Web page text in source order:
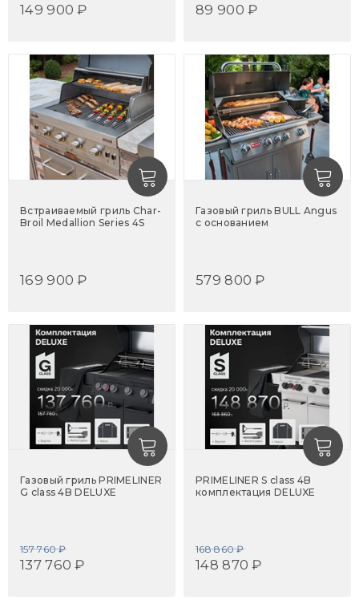
149 900 ₽ 89 900 ₽
Встраиваемый гриль Char-
Broil Medallion Series 4S
169 900 ₽
Газовый гриль BULL Angus
с основанием
579 800 ₽
Газовый гриль PRIMELINER
G class 4B DELUXE
157 760 ₽
137 760 ₽
PRIMELINER S class 4B
комплектация DELUXE
168 860 ₽
148 870 ₽